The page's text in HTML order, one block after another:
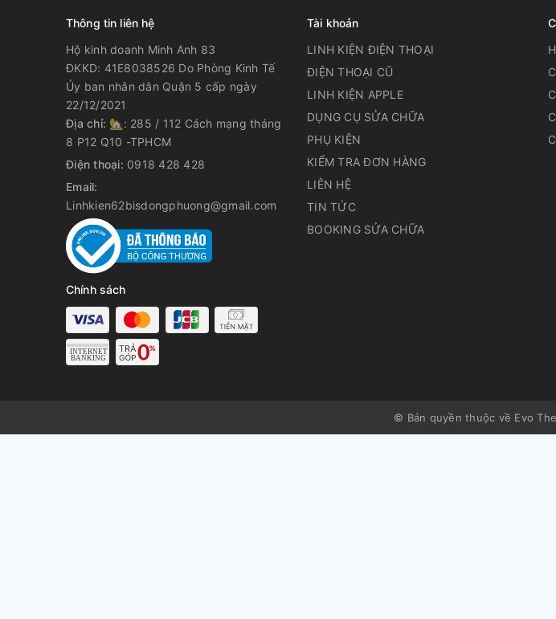
Thông tin liên hệ
Hộ kinh doanh Minh Anh 83
ĐKKD: 41E8038526 Do Phòng Kinh Tế
Ủy ban nhân dân Quận 5 cấp ngày
22/12/2021
Địa chỉ: 🏡: 285 / 112 Cách mạng tháng
8 P12 Q10 -TPHCM
Điện thoại: 0918 428 428
Email:
Linhkien62bisdongphuong@gmail.com
Chính sách
Tài khoản
LINH KIỆN ĐIỆN THOẠI
ĐIỆN THOẠI CŨ
LINH KIỆN APPLE
DỤNG CỤ SỬA CHỮA
PHỤ KIỆN
KIỂM TRA ĐƠN HÀNG
LIÊN HỆ
TIN TỨC
BOOKING SỬA CHỮA
© Bản quyền thuộc về Evo